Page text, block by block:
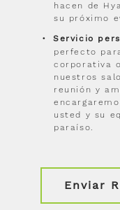
hacen de
su próximo
Servicio
perfecto
corporativa
nuestros
reunión y
usted y su
paraíso.
Enviar